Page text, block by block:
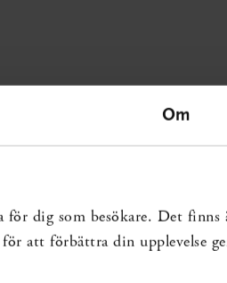
Om
för dig som besökare. Det finns
att förbättra din upplevelse
kan komma att
är bindande